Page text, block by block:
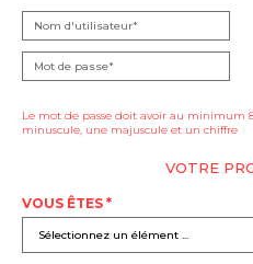
Le mot de passe doit avoir au minimum
minuscule, une majuscule et un chiffre
VOTRE
VOUS ÊTES *